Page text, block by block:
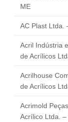
Links
Agenda
NOSSAS
SEJA UM
VAGAS
ME
AC Plast Ltda.
Acril Indústria
de Acrílicos
Acrilhouse
de Acrílicos
Acrimold
Acrílico Ltda. –